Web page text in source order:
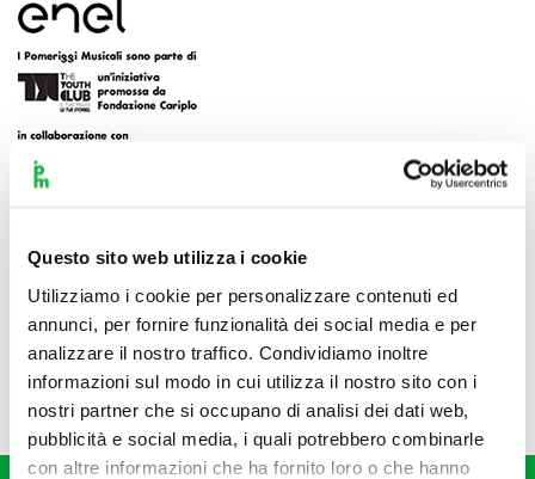
Questo sito web utilizza i cookie
Utilizziamo i cookie per personalizzare contenuti ed
annunci, per fornire funzionalità dei social media e per
analizzare il nostro traffico. Condividiamo inoltre
informazioni sul modo in cui utilizza il nostro sito con i
nostri partner che si occupano di analisi dei dati web,
pubblicità e social media, i quali potrebbero combinarle
con altre informazioni che ha fornito loro o che hanno